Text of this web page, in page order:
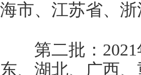
海市、江苏省、
第二批：2021
东、湖北、广西